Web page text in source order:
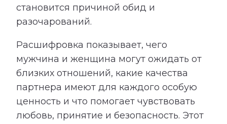
становится причиной обид и
разочарований.
Расшифровка показывает, чего
мужчина и женщина могут ожидать от
близких отношений, какие качества
партнера имеют для каждого особую
ценность и что помогает чувствовать
любовь, принятие и безопасность. Этот